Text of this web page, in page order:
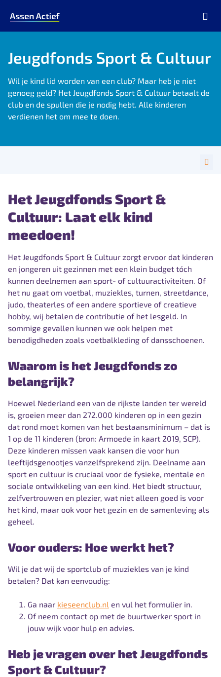
Jeugdfonds Sport & Cultuur
Wil je kind lid worden van een club? Maar heb je niet
genoeg geld? Het Jeugdfonds Sport & Cultuur betaalt de
club en de spullen die je nodig hebt. Alle kinderen
verdienen het om mee te doen.
Het Jeugdfonds Sport &
Cultuur: Laat elk kind
meedoen!
Het Jeugdfonds Sport & Cultuur zorgt ervoor dat kinderen
en jongeren uit gezinnen met een klein budget tóch
kunnen deelnemen aan sport- of cultuuractiviteiten. Of
het nu gaat om voetbal, muziekles, turnen, streetdance,
judo, theaterles of een andere sportieve of creatieve
hobby, wij betalen de contributie of het lesgeld. In
sommige gevallen kunnen we ook helpen met
benodigdheden zoals voetbalkleding of dansschoenen.
Waarom is het Jeugdfonds zo
belangrijk?
Hoewel Nederland een van de rijkste landen ter wereld
is, groeien meer dan 272.000 kinderen op in een gezin
dat rond moet komen van het bestaansminimum – dat is
1 op de 11 kinderen (bron: Armoede in kaart 2019, SCP).
Deze kinderen missen vaak kansen die voor hun
leeftijdsgenootjes vanzelfsprekend zijn. Deelname aan
sport en cultuur is cruciaal voor de fysieke, mentale en
sociale ontwikkeling van een kind. Het biedt structuur,
zelfvertrouwen en plezier, wat niet alleen goed is voor
het kind, maar ook voor het gezin en de samenleving als
geheel.
Voor ouders: Hoe werkt het?
Wil je dat wij de sportclub of muziekles van je kind
betalen? Dat kan eenvoudig:
Ga naar kieseenclub.nl en vul het formulier in.
Of neem contact op met de buurtwerker sport in
jouw wijk voor hulp en advies.
Heb je vragen over het Jeugdfonds
Sport & Cultuur?